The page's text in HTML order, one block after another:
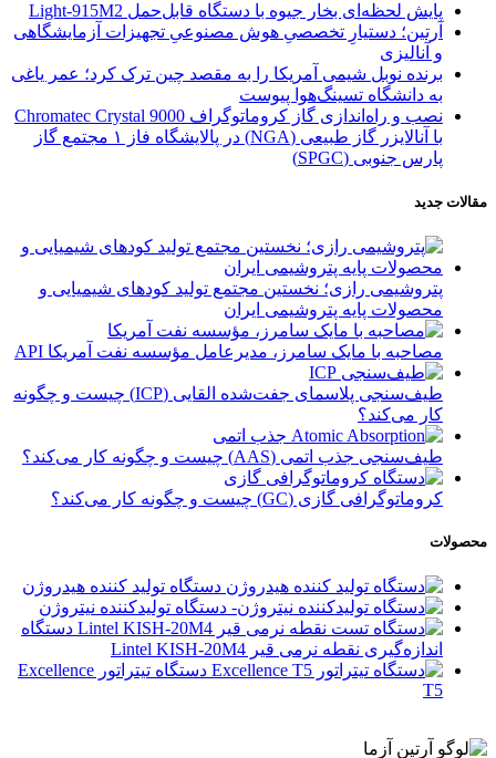
پایش لحظه‌ای بخار جیوه با دستگاه قابل‌حمل Light‑915M2
آرتین؛ دستیارِ تخصصیِ هوش مصنوعیِ تجهیزات آزمایشگاهی
و آنالیزی
برنده نوبل شیمی آمریکا را به مقصد چین ترک کرد؛ عمر یاغی
به دانشگاه تسینگ‌هوا پیوست
نصب و راه‌اندازی گاز کروماتوگراف Chromatec Crystal 9000
با آنالایزر گاز طبیعی (NGA) در پالایشگاه فاز ۱ مجتمع گاز
پارس جنوبی (SPGC)
مقالات جدید
پتروشیمی رازی؛ نخستین مجتمع تولید کودهای شیمیایی و
محصولات پایه پتروشیمی ایران
مصاحبه با مایک سامرز، مدیرعامل مؤسسه نفت آمریکا API
طیف‌سنجی پلاسمای جفت‌شده القایی (ICP) چیست و چگونه
کار می‌کند؟
طیف‌سنجی جذب اتمی (AAS) چیست و چگونه کار می‌کند؟
کروماتوگرافی گازی (GC) چیست و چگونه کار می‌کند؟
محصولات
دستگاه تولید کننده هیدروژن
دستگاه تولیدکننده نیتروژن
دستگاه
اندازه‌گیری نقطه نرمی قیر Lintel KISH-20M4
دستگاه تیتراتور Excellence
T5